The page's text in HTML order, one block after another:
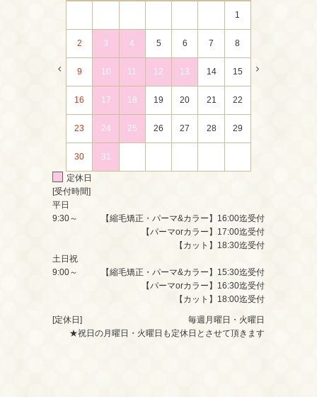
1
2 3 4 5 6 7 8
9 10 11 12 13 14 15
16 17 18 19 20 21 22
23 24 25 26 27 28 29
30 31
定休日
[受付時間]
平日
9:30～
【縮毛矯正・パーマ&カラー】16:00迄受付
【パーマorカラー】17:00迄受付
【カット】18:30迄受付
土日祝
9:00～
【縮毛矯正・パーマ&カラー】15:30迄受付
【パーマorカラー】16:30迄受付
【カット】18:00迄受付
[定休日]
毎週月曜日・火曜日
★祝日の月曜日・火曜日も定休日とさせて頂きます